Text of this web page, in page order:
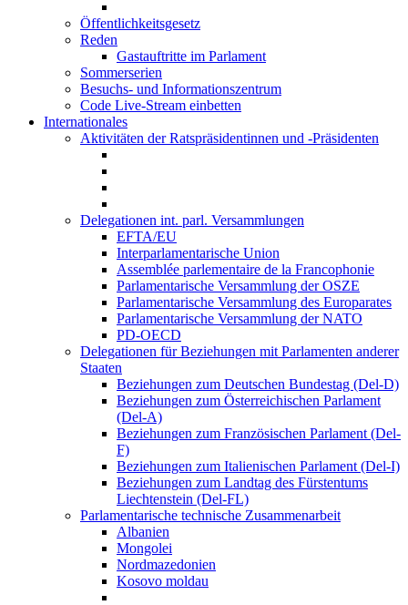
Öffentlichkeitsgesetz
Reden
Gastauftritte im Parlament
Sommerserien
Besuchs- und Informationszentrum
Code Live-Stream einbetten
Internationales
Aktivitäten der Ratspräsidentinnen und -Präsidenten
Delegationen int. parl. Versammlungen
EFTA/EU
Interparlamentarische Union
Assemblée parlementaire de la Francophonie
Parlamentarische Versammlung der OSZE
Parlamentarische Versammlung des Europarates
Parlamentarische Versammlung der NATO
PD-OECD
Delegationen für Beziehungen mit Parlamenten anderer
Staaten
Beziehungen zum Deutschen Bundestag (Del-D)
Beziehungen zum Österreichischen Parlament
(Del-A)
Beziehungen zum Französischen Parlament (Del-
F)
Beziehungen zum Italienischen Parlament (Del-I)
Beziehungen zum Landtag des Fürstentums
Liechtenstein (Del-FL)
Parlamentarische technische Zusammenarbeit
Albanien
Mongolei
Nordmazedonien
Kosovo moldau